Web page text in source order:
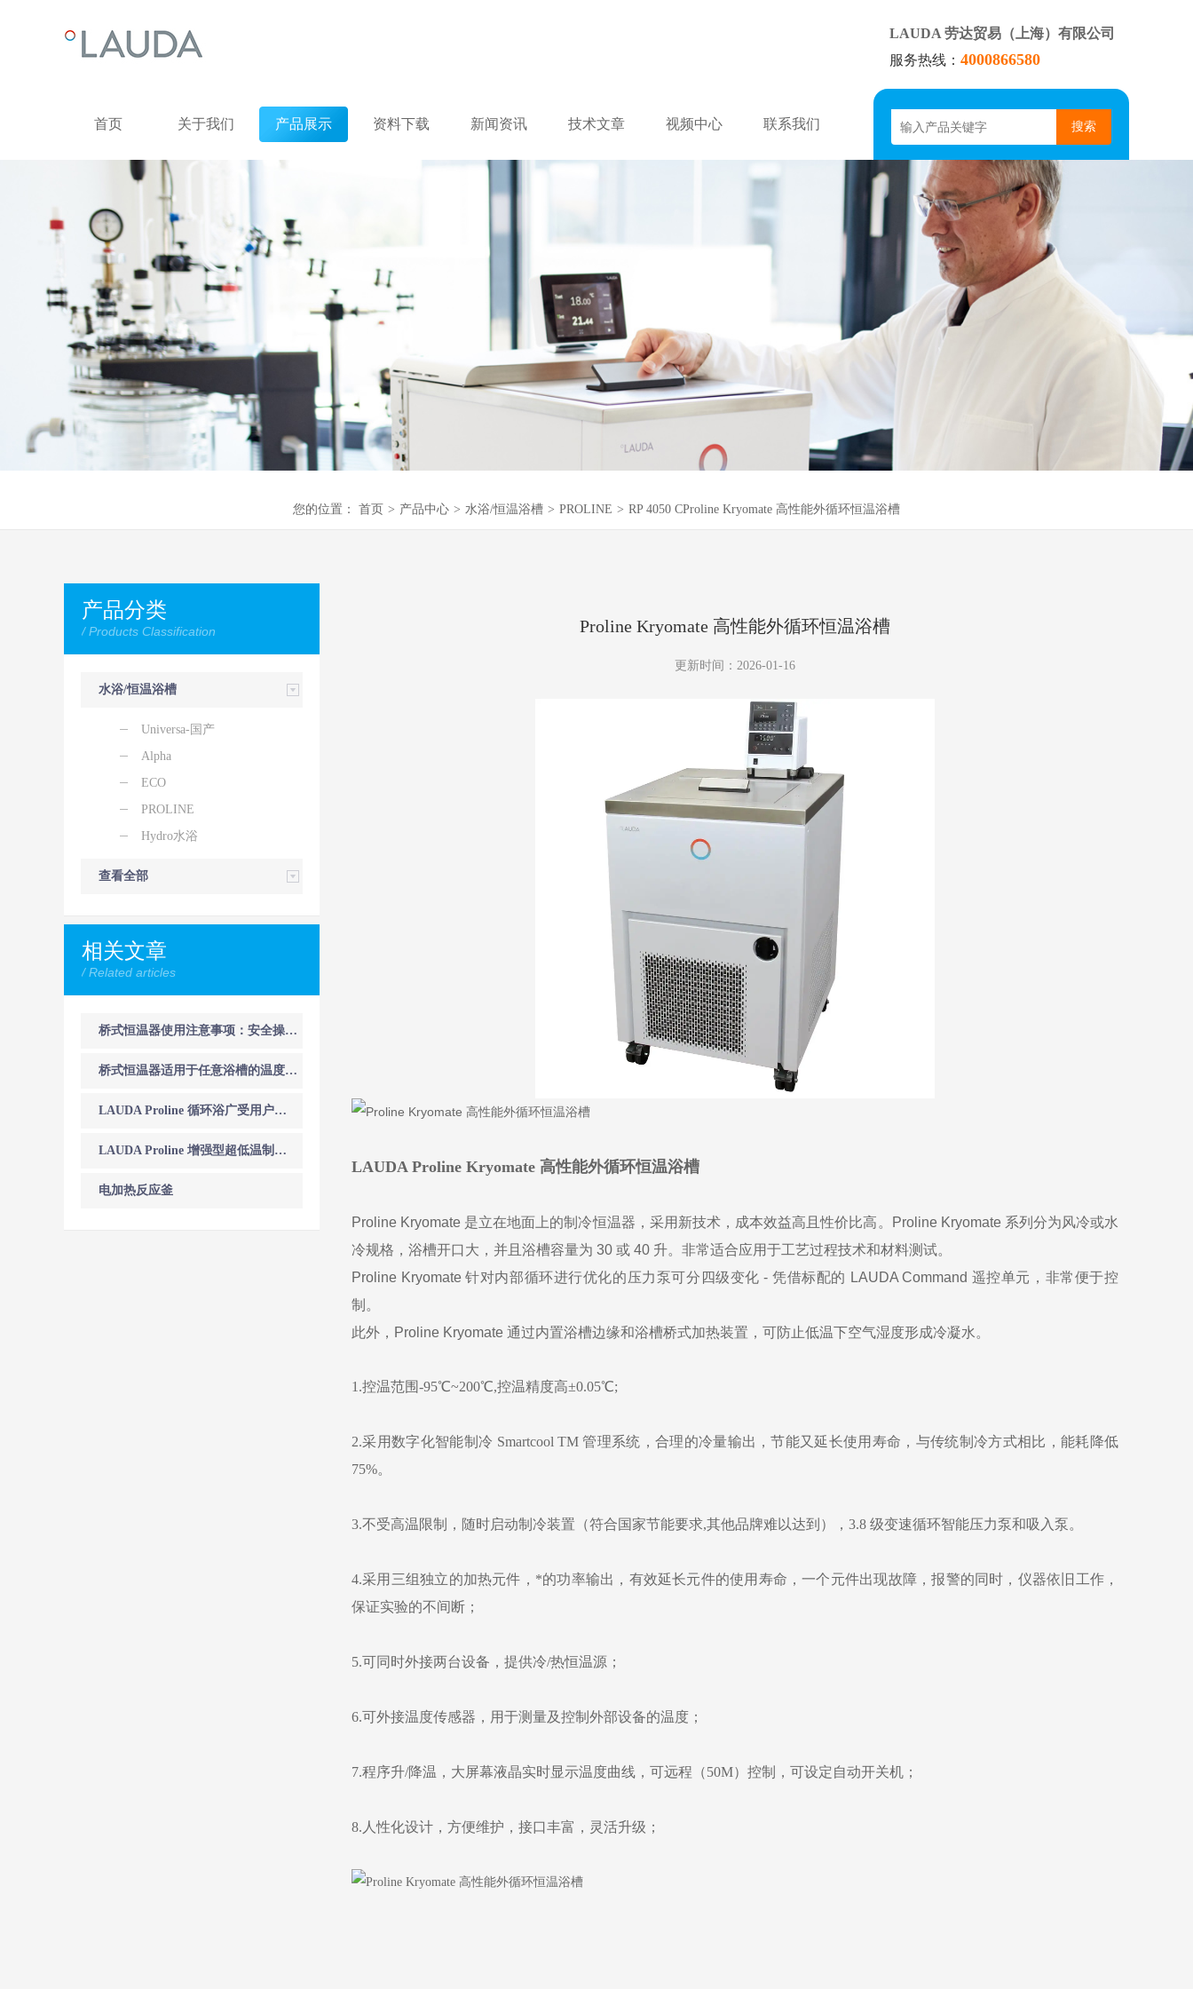
LAUDA 劳达贸易（上海）有限公司
服务热线： 4000866580
首页 关于我们 产品展示 资料下载 新闻资讯 技术文章 视频中心 联系我们
您的位置： 首页 > 产品中心 > 水浴/恒温浴槽 > PROLINE > RP 4050 CProline Kryomate 高性能外循环恒温浴槽
产品分类
/ Products Classification
水浴/恒温浴槽
Universa-国产
Alpha
ECO
PROLINE
Hydro水浴
查看全部
相关文章
/ Related articles
桥式恒温器使用注意事项：安全操作与高效维护指南
桥式恒温器适用于任意浴槽的温度控制
LAUDA Proline 循环浴广受用户好评
LAUDA Proline 增强型超低温制冷单元的主要特点
电加热反应釜
Proline Kryomate 高性能外循环恒温浴槽
更新时间：2026-01-16
LAUDA Proline Kryomate 高性能外循环恒温浴槽
Proline Kryomate 是立在地面上的制冷恒温器，采用新技术，成本效益高且性价比高。
Proline Kryomate 系列分为风冷或水
冷规格，浴槽开口大，并且浴槽容量为 30 或 40 升。非常适合应用于工艺过程技术和材料测试。
Proline Kryomate针对内部循环进行优化的压力泵可分四级变化 - 凭借标配的 LAUDA Command 遥控单元，非常便于控
制。
此外， Proline Kryomate 通过内置浴槽边缘和浴槽桥式加热装置，可防止低温下空气湿度形成冷凝水。
1.控温范围-95℃~200℃,控温精度高±0.05℃;
2.采用数字化智能制冷 Smartcool TM 管理系统，合理的冷量输出，节能又延长使用寿命，与传统制冷方式相比，能耗降低
75%。
3.不受高温限制，随时启动制冷装置（符合国家节能要求,其他品牌难以达到），3.8 级变速循环智能压力泵和吸入泵。
4.采用三组独立的加热元件，*的功率输出，有效延长元件的使用寿命，一个元件出现故障，报警的同时，仪器依旧工作，
保证实验的不间断；
5.可同时外接两台设备，提供冷/热恒温源；
6.可外接温度传感器，用于测量及控制外部设备的温度；
7.程序升/降温，大屏幕液晶实时显示温度曲线，可远程（50M）控制，可设定自动开关机；
8.人性化设计，方便维护，接口丰富，灵活升级；